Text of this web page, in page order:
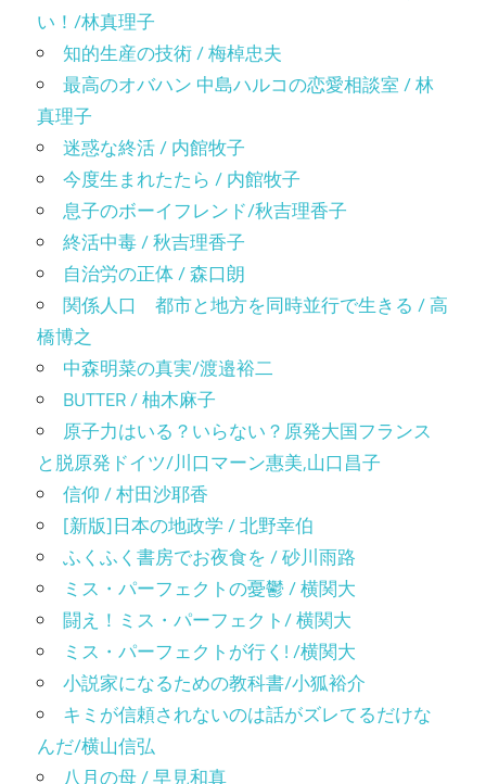
い！/林真理子
知的生産の技術 / 梅棹忠夫
最高のオバハン 中島ハルコの恋愛相談室 / 林
真理子
迷惑な終活 / 内館牧子
今度生まれたたら / 内館牧子
息子のボーイフレンド/秋吉理香子
終活中毒 / 秋吉理香子
自治労の正体 / 森口朗
関係人口 都市と地方を同時並行で生きる / 高
橋博之
中森明菜の真実/渡邉裕二
BUTTER / 柚木麻子
原子力はいる？いらない？原発大国フランス
と脱原発ドイツ/川口マーン惠美,山口昌子
信仰 / 村田沙耶香
[新版]日本の地政学 / 北野幸伯
ふくふく書房でお夜食を / 砂川雨路
ミス・パーフェクトの憂鬱 / 横関大
闘え！ミス・パーフェクト/ 横関大
ミス・パーフェクトが行く! /横関大
小説家になるための教科書/小狐裕介
キミが信頼されないのは話がズレてるだけな
んだ/横山信弘
八月の母 / 早見和真